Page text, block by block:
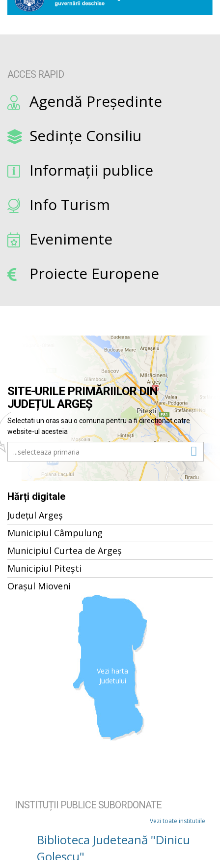
ACCES RAPID
Agendă Președinte
Sedințe Consiliu
Informații publice
Info Turism
Evenimente
Proiecte Europene
SITE-URILE PRIMĂRIILOR DIN
JUDEȚUL ARGEȘ
Selectati un oras sau o comuna pentru a fi directionat catre
website-ul acesteia
Hărți digitale
Județul Argeș
Municipiul Câmpulung
Municipiul Curtea de Argeș
Municipiul Pitești
Orașul Mioveni
Vezi harta
Judetului
INSTITUȚII PUBLICE SUBORDONATE
Vezi toate institutiile
Biblioteca Judeteană "Dinicu
Golescu"